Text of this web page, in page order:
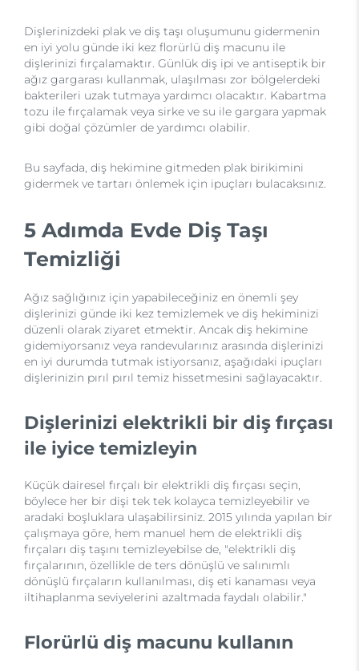
Dişlerinizdeki plak ve diş taşı oluşumunu gidermenin
en iyi yolu günde iki kez florürlü diş macunu ile
dişlerinizi fırçalamaktır. Günlük diş ipi ve antiseptik bir
ağız gargarası kullanmak, ulaşılması zor bölgelerdeki
bakterileri uzak tutmaya yardımcı olacaktır. Kabartma
tozu ile fırçalamak veya sirke ve su ile gargara yapmak
gibi doğal çözümler de yardımcı olabilir.
Bu sayfada, diş hekimine gitmeden plak birikimini
gidermek ve tartarı önlemek için ipuçları bulacaksınız.
5 Adımda Evde Diş Taşı
Temizliği
Ağız sağlığınız için yapabileceğiniz en önemli şey
dişlerinizi günde iki kez temizlemek ve diş hekiminizi
düzenli olarak ziyaret etmektir. Ancak diş hekimine
gidemiyorsanız veya randevularınız arasında dişlerinizi
en iyi durumda tutmak istiyorsanız, aşağıdaki ipuçları
dişlerinizin pırıl pırıl temiz hissetmesini sağlayacaktır.
Dişlerinizi elektrikli bir diş fırçası
ile iyice temizleyin
Küçük dairesel fırçalı bir elektrikli diş fırçası seçin,
böylece her bir dişi tek tek kolayca temizleyebilir ve
aradaki boşluklara ulaşabilirsiniz. 2015 yılında yapılan bir
çalışmaya göre, hem manuel hem de elektrikli diş
fırçaları diş taşını temizleyebilse de, "elektrikli diş
fırçalarının, özellikle de ters dönüşlü ve salınımlı
dönüşlü fırçaların kullanılması, diş eti kanaması veya
iltihaplanma seviyelerini azaltmada faydalı olabilir."
Florürlü diş macunu kullanın